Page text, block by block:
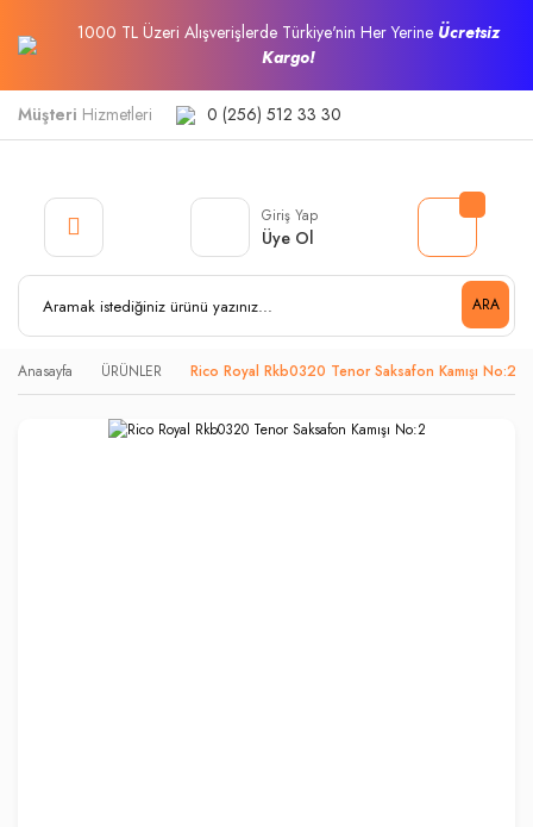
1000 TL Üzeri Alışverişlerde Türkiye'nin Her Yerine Ücretsiz
Kargo!
Müşteri Hizmetleri 0 (256) 512 33 30
ARA
Giriş Yap
Üye Ol
Anasayfa ÜRÜNLER Rico Royal Rkb0320 Tenor Saksafon Kamışı No:2